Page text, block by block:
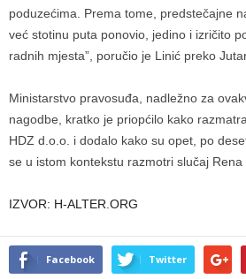
poduzećima. Prema tome, predstečajne
već stotinu puta ponovio, jedino i izričito
radnih mjesta”, poručio je Linić preko
Ministarstvo pravosuđa, nadležno za
nagodbe, kratko je priopćilo kako
HDZ d.o.o. i dodalo kako su opet, po
se u istom kontekstu razmotri slučaj Rena
IZVOR: H-ALTER.ORG
Facebook Twitter